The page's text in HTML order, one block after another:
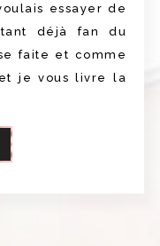
essayer de
déjà fan du
faite et comme
je vous livre la